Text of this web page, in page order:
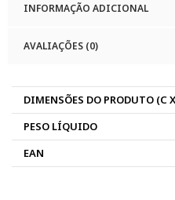
INFORMAÇÃO ADICIONAL
AVALIAÇÕES (0)
DIMENSÕES DO PRODUTO (C
PESO LÍQUIDO
EAN